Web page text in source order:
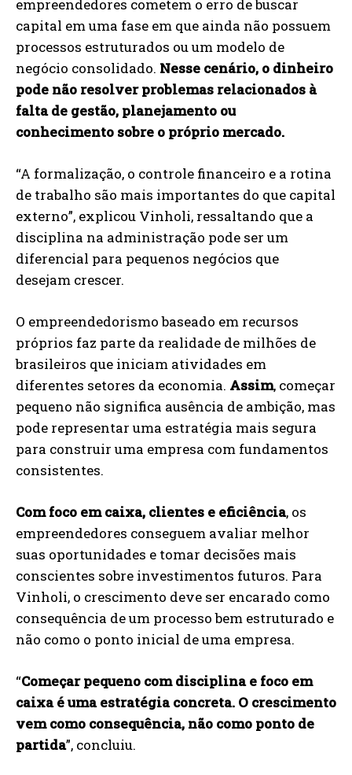
empreendedores cometem o erro de buscar
capital em uma fase em que ainda não possuem
processos estruturados ou um modelo de
negócio consolidado. Nesse cenário, o dinheiro
pode não resolver problemas relacionados à
falta de gestão, planejamento ou
conhecimento sobre o próprio mercado.
“A formalização, o controle financeiro e a rotina
de trabalho são mais importantes do que capital
externo”, explicou Vinholi, ressaltando que a
disciplina na administração pode ser um
diferencial para pequenos negócios que
desejam crescer.
O empreendedorismo baseado em recursos
próprios faz parte da realidade de milhões de
brasileiros que iniciam atividades em
diferentes setores da economia. Assim, começar
pequeno não significa ausência de ambição, mas
pode representar uma estratégia mais segura
para construir uma empresa com fundamentos
consistentes.
Com foco em caixa, clientes e eficiência, os
empreendedores conseguem avaliar melhor
suas oportunidades e tomar decisões mais
conscientes sobre investimentos futuros. Para
Vinholi, o crescimento deve ser encarado como
consequência de um processo bem estruturado e
não como o ponto inicial de uma empresa.
“Começar pequeno com disciplina e foco em
caixa é uma estratégia concreta. O crescimento
vem como consequência, não como ponto de
partida”, concluiu.